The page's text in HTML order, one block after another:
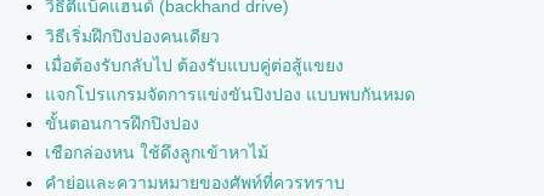
วิธีตีแบ็คแฮนด์ (backhand drive)
วิธีเริ่มฝึกปิงปองคนเดียว
เมื่อต้องรับกลับไป ต้องรับแบบคู่ต่อสู้แขยง
แจกโปรแกรมจัดการแข่งขันปิงปอง แบบพบกันหมด
ขั้นตอนการฝึกปิงปอง
เชือกล่องหน ใช้ดึงลูกเข้าหาไม้
คำย่อและความหมายของศัพท์ที่ควรทราบ